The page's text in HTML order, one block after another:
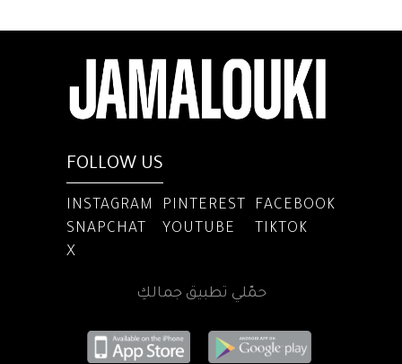
FOLLOW US
INSTAGRAM PINTEREST
FACEBOOK
SNAPCHAT
YOUTUBE
TIKTOK
X
حمّلي تطبيق جمالكِ